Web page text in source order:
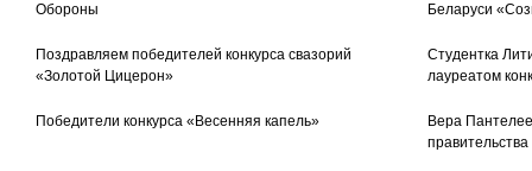
Обороны
Беларуси
Поздравляем победителей конкурса свазорий
«Золотой Цицерон»
Студентка
лауреатом
Победители конкурса «Весенняя капель»
Вера